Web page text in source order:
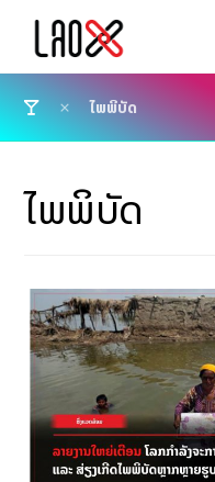
ໄພພິບັດ
ໄພພິບັດ